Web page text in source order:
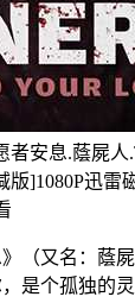
安息.蔭屍人
版]1080P迅雷
（又名：蔭
是个孤独的